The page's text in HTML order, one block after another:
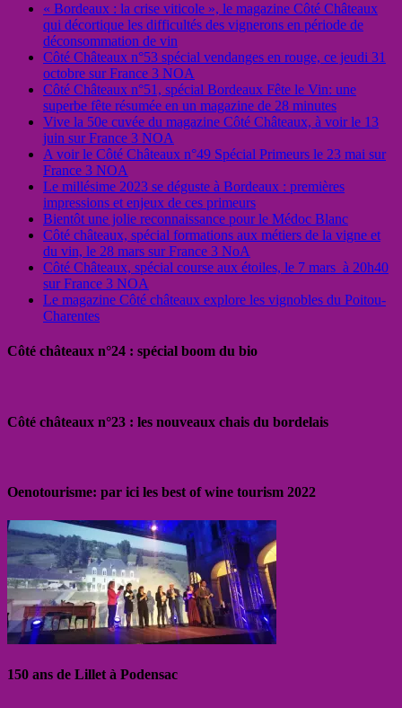
« Bordeaux : la crise viticole », le magazine Côté Châteaux
qui décortique les difficultés des vignerons en période de
déconsommation de vin
Côté Châteaux n°53 spécial vendanges en rouge, ce jeudi 31
octobre sur France 3 NOA
Côté Châteaux n°51, spécial Bordeaux Fête le Vin: une
superbe fête résumée en un magazine de 28 minutes
Vive la 50e cuvée du magazine Côté Châteaux, à voir le 13
juin sur France 3 NOA
A voir le Côté Châteaux n°49 Spécial Primeurs le 23 mai sur
France 3 NOA
Le millésime 2023 se déguste à Bordeaux : premières
impressions et enjeux de ces primeurs
Bientôt une jolie reconnaissance pour le Médoc Blanc
Côté châteaux, spécial formations aux métiers de la vigne et
du vin, le 28 mars sur France 3 NoA
Côté Châteaux, spécial course aux étoiles, le 7 mars à 20h40
sur France 3 NOA
Le magazine Côté châteaux explore les vignobles du Poitou-
Charentes
Côté châteaux n°24 : spécial boom du bio
Côté châteaux n°23 : les nouveaux chais du bordelais
Oenotourisme: par ici les best of wine tourism 2022
150 ans de Lillet à Podensac